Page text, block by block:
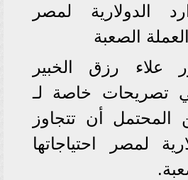
الدولارية لمصر
الصعبة
علاء رزق الخبير
تصريحات خاصة لـ
المحتمل أن تتجاوز
لمصر احتياجاتها